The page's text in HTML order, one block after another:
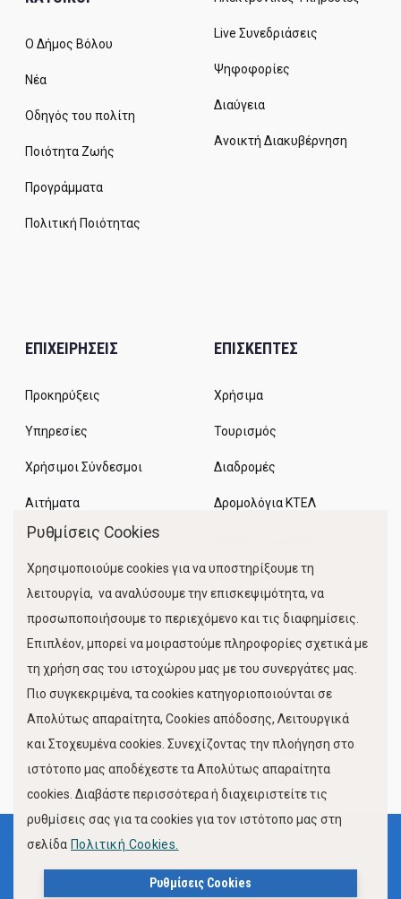
Ο Δήμος Βόλου
Νέα
Οδηγός του πολίτη
Ποιότητα Ζωής
Προγράμματα
Πολιτική Ποιότητας
Live Συνεδριάσεις
Ψηφοφορίες
Διαύγεια
Ανοικτή Διακυβέρνηση
ΕΠΙΧΕΙΡΗΣΕΙΣ
Προκηρύξεις
Υπηρεσίες
Χρήσιμοι Σύνδεσμοι
Αιτήματα
ΕΠΙΣΚΕΠΤΕΣ
Χρήσιμα
Τουρισμός
Διαδρομές
Δρομολόγια ΚΤΕΛ
Κίνηση Λιμένος
FOLLOW US
Όροι Χρήσης
Πολιτική Προστασίας Προσωπικών Δεδομένων
Ρυθμίσεις Cookies
Χρησιμοποιούμε cookies για να υποστηρίξουμε τη
λειτουργία, να αναλύσουμε την επισκεψιμότητα, να
προσωποποιήσουμε το περιεχόμενο και τις διαφημίσεις.
Επιπλέον, μπορεί να μοιραστούμε πληροφορίες σχετικά με
τη χρήση σας του ιστοχώρου μας με του συνεργάτες μας.
Πιο συγκεκριμένα, τα cookies κατηγοριοποιούνται σε
Απολύτως απαραίτητα, Cookies απόδοσης, Λειτουργικά
και Στοχευμένα cookies. Συνεχίζοντας την πλοήγηση στο
ιστότοπο μας αποδέχεστε τα Απολύτως απαραίτητα
cookies. Διαβάστε περισσότερα ή διαχειριστείτε τις
ρυθμίσεις σας για τα cookies για τον ιστότοπο μας στη
σελίδα Πολιτική Cookies.
Ρυθμίσεις Cookies